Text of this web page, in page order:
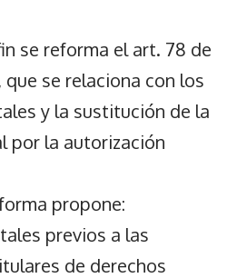
se reforma el art. 78 de
que se relaciona con los
y la sustitución de la
por la autorización
propone:
previos a las
de derechos